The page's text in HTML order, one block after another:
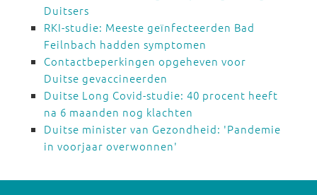
Duitsers
RKI-studie: Meeste geïnfecteerden Bad
Feilnbach hadden symptomen
Contactbeperkingen opgeheven voor
Duitse gevaccineerden
Duitse Long Covid-studie: 40 procent heeft
na 6 maanden nog klachten
Duitse minister van Gezondheid: 'Pandemie
in voorjaar overwonnen'